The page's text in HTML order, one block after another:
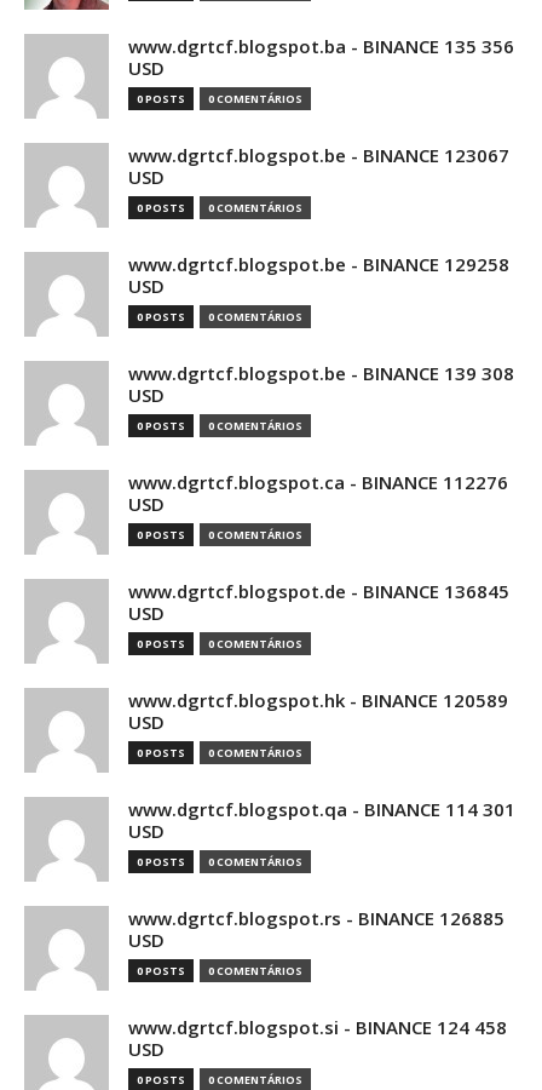
www.dgrtcf.blogspot.ba - BINANCE 135 356
USD
0 POSTS 0 COMENTÁRIOS
www.dgrtcf.blogspot.be - BINANCE 123067
USD
0 POSTS 0 COMENTÁRIOS
www.dgrtcf.blogspot.be - BINANCE 129258
USD
0 POSTS 0 COMENTÁRIOS
www.dgrtcf.blogspot.be - BINANCE 139 308
USD
0 POSTS 0 COMENTÁRIOS
www.dgrtcf.blogspot.ca - BINANCE 112276
USD
0 POSTS 0 COMENTÁRIOS
www.dgrtcf.blogspot.de - BINANCE 136845
USD
0 POSTS 0 COMENTÁRIOS
www.dgrtcf.blogspot.hk - BINANCE 120589
USD
0 POSTS 0 COMENTÁRIOS
www.dgrtcf.blogspot.qa - BINANCE 114 301
USD
0 POSTS 0 COMENTÁRIOS
www.dgrtcf.blogspot.rs - BINANCE 126885
USD
0 POSTS 0 COMENTÁRIOS
www.dgrtcf.blogspot.si - BINANCE 124 458
USD
0 POSTS 0 COMENTÁRIOS